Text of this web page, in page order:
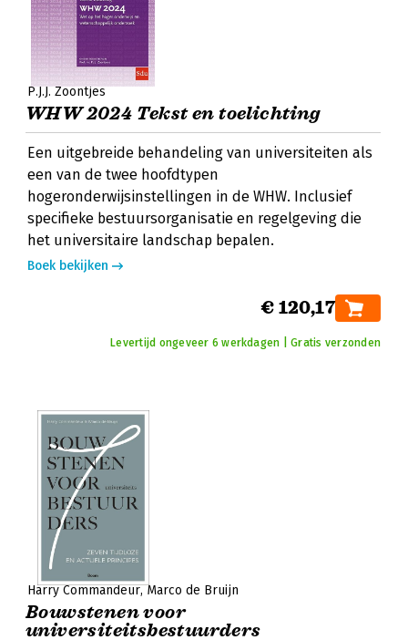
P.J.J. Zoontjes
WHW 2024 Tekst en toelichting
Een uitgebreide behandeling van universiteiten als
een van de twee hoofdtypen
hogeronderwijsinstellingen in de WHW. Inclusief
specifieke bestuursorganisatie en regelgeving die
het universitaire landschap bepalen.
Boek bekijken
€ 120,17
Levertijd ongeveer 6 werkdagen | Gratis verzonden
Harry Commandeur Marco de Bruijn
Bouwstenen voor
universiteitsbestuurders